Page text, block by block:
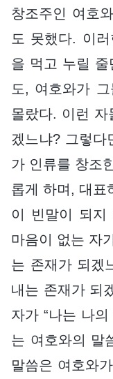
창조주인 여호
도 못했다. 이
을 먹고 누릴
도, 여호와가
몰랐다. 이런
겠느냐? 그렇다
가 인류를 창조
롭게 하며, 대표
이 빈말이 되지
마음이 없는 자
는 존재가 되겠
내는 존재가 되
자가 “나는 나
는 여호와의 말
말씀은 여호와